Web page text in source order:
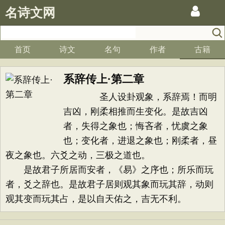
名诗文网
首页 诗文 名句 作者 古籍
系辞传上·第二章
圣人设卦观象，系辞焉！而明
吉凶，刚柔相推而生变化。是故吉凶
者，失得之象也；悔吝者，忧虞之象
也；变化者，进退之象也；刚柔者，昼
夜之象也。六爻之动，三极之道也。
是故君子所居而安者，《易》之序也；所乐而玩
者，爻之辞也。是故君子居则观其象而玩其辞，动则
观其变而玩其占，是以自天佑之，吉无不利。